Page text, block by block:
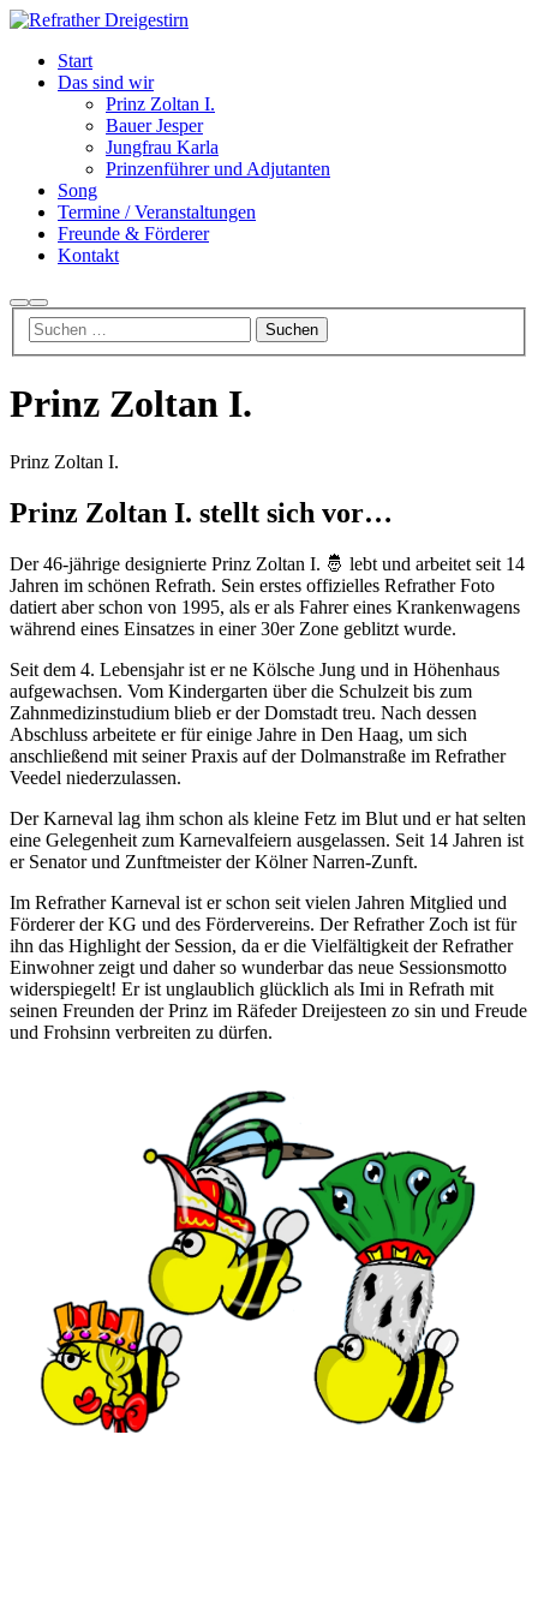
Start
Das sind wir
Prinz Zoltan I.
Bauer Jesper
Jungfrau Karla
Prinzenführer und Adjutanten
Song
Termine / Veranstaltungen
Freunde & Förderer
Kontakt
Suchen
Hauptmenü
Prinz Zoltan I.
Prinz Zoltan I.
Prinz Zoltan I. stellt sich vor…
Der 46-jährige designierte Prinz Zoltan I. 🤴 lebt und arbeitet seit 14
Jahren im schönen Refrath. Sein erstes offizielles Refrather Foto
datiert aber schon von 1995, als er als Fahrer eines Krankenwagens
während eines Einsatzes in einer 30er Zone geblitzt wurde.
Seit dem 4. Lebensjahr ist er ne Kölsche Jung und in Höhenhaus
aufgewachsen. Vom Kindergarten über die Schulzeit bis zum
Zahnmedizinstudium blieb er der Domstadt treu. Nach dessen
Abschluss arbeitete er für einige Jahre in Den Haag, um sich
anschließend mit seiner Praxis auf der Dolmanstraße im Refrather
Veedel niederzulassen.
Der Karneval lag ihm schon als kleine Fetz im Blut und er hat selten
eine Gelegenheit zum Karnevalfeiern ausgelassen. Seit 14 Jahren ist
er Senator und Zunftmeister der Kölner Narren-Zunft.
Im Refrather Karneval ist er schon seit vielen Jahren Mitglied und
Förderer der KG und des Fördervereins. Der Refrather Zoch ist für
ihn das Highlight der Session, da er die Vielfältigkeit der Refrather
Einwohner zeigt und daher so wunderbar das neue Sessionsmotto
widerspiegelt! Er ist unglaublich glücklich als Imi in Refrath mit
seinen Freunden der Prinz im Räfeder Dreijesteen zo sin und Freude
und Frohsinn verbreiten zu dürfen.